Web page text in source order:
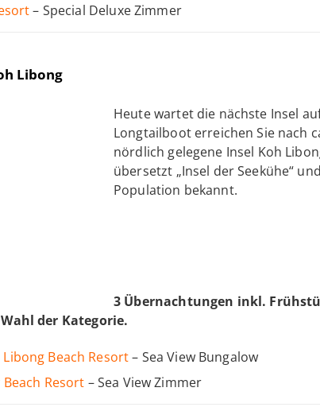
– Special Deluxe Zimmer
Libong
Heute wartet die nächste Insel
Longtailboot erreichen Sie nach
nördlich gelegene Insel Koh
übersetzt „Insel der Seekühe“
Population bekannt.
3 Übernachtungen inkl.
der Kategorie.
Libong Beach Resort– Sea View Bungalow
Resort – Sea View Zimmer